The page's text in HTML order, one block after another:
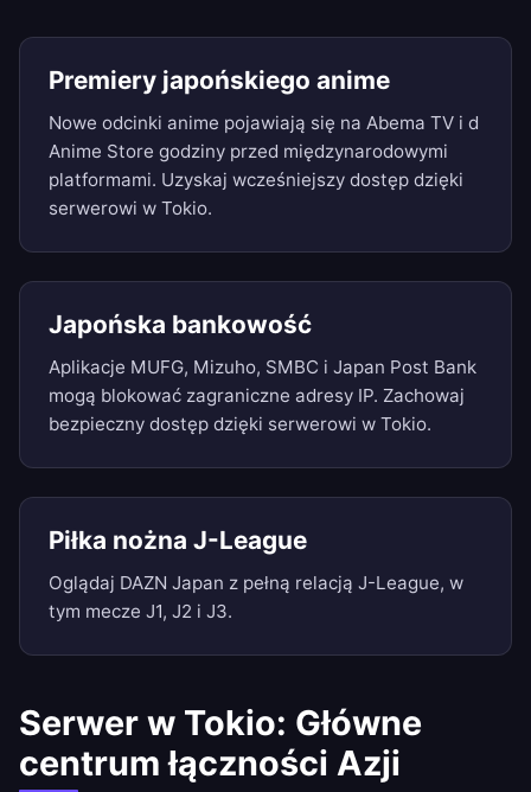
Premiery japońskiego anime
Nowe odcinki anime pojawiają się na Abema TV i d
Anime Store godziny przed międzynarodowymi
platformami. Uzyskaj wcześniejszy dostęp dzięki
serwerowi w Tokio.
Japońska bankowość
Aplikacje MUFG, Mizuho, SMBC i Japan Post Bank
mogą blokować zagraniczne adresy IP. Zachowaj
bezpieczny dostęp dzięki serwerowi w Tokio.
Piłka nożna J-League
Oglądaj DAZN Japan z pełną relacją J-League, w
tym mecze J1, J2 i J3.
Serwer w Tokio: Główne
centrum łączności Azji